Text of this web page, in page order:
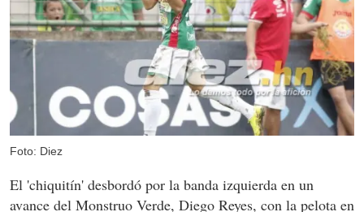
Foto: Diez
El 'chiquitín' desbordó por la banda izquierda en un
avance del Monstruo Verde, Diego Reyes, con la pelota en